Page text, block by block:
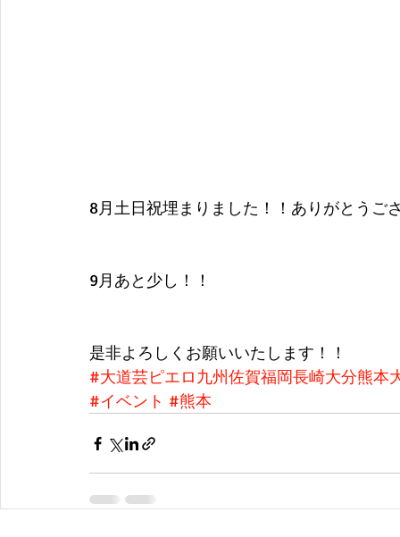
8月土日祝埋まりました！！ありがとうご
9月あと少し！！
是非よろしくお願いいたします！！
#大道芸ピエロ九州佐賀福岡長崎大分熊本
#イベント #熊本